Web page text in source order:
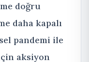
doğru
daha kapalı
pandemi ile
aksiyon